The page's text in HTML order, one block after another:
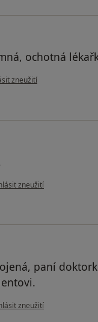
ochotná
uživatele Pepa.
zneužití
názoru uživatele Petra
zneužití
paní
názoru uživatele Holubová
zneužití